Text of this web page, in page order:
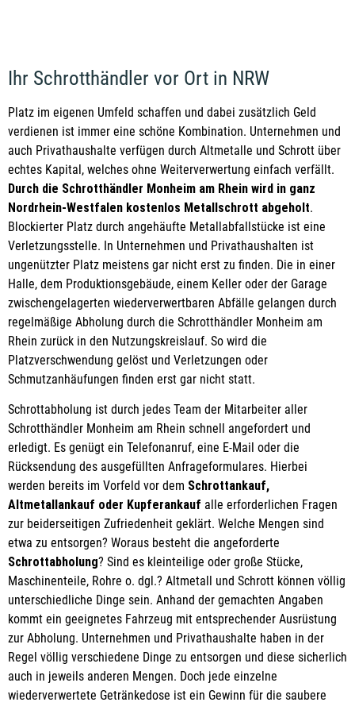
Ihr Schrotthändler vor Ort in NRW
Platz im eigenen Umfeld schaffen und dabei zusätzlich Geld
verdienen ist immer eine schöne Kombination. Unternehmen und
auch Privathaushalte verfügen durch Altmetalle und Schrott über
echtes Kapital, welches ohne Weiterverwertung einfach verfällt.
Durch die Schrotthändler Monheim am Rhein wird in ganz
Nordrhein-Westfalen kostenlos Metallschrott abgeholt.
Blockierter Platz durch angehäufte Metallabfallstücke ist eine
Verletzungsstelle. In Unternehmen und Privathaushalten ist
ungenützter Platz meistens gar nicht erst zu finden. Die in einer
Halle, dem Produktionsgebäude, einem Keller oder der Garage
zwischengelagerten wiederverwertbaren Abfälle gelangen durch
regelmäßige Abholung durch die Schrotthändler Monheim am
Rhein zurück in den Nutzungskreislauf. So wird die
Platzverschwendung gelöst und Verletzungen oder
Schmutzanhäufungen finden erst gar nicht statt.
Schrottabholung ist durch jedes Team der Mitarbeiter aller
Schrotthändler Monheim am Rhein schnell angefordert und
erledigt. Es genügt ein Telefonanruf, eine E-Mail oder die
Rücksendung des ausgefüllten Anfrageformulares. Hierbei
werden bereits im Vorfeld vor dem Schrottankauf,
Altmetallankauf oder Kupferankauf alle erforderlichen Fragen
zur beiderseitigen Zufriedenheit geklärt. Welche Mengen sind
etwa zu entsorgen? Woraus besteht die angeforderte
Schrottabholung? Sind es kleinteilige oder große Stücke,
Maschinenteile, Rohre o. dgl.? Altmetall und Schrott können völlig
unterschiedliche Dinge sein. Anhand der gemachten Angaben
kommt ein geeignetes Fahrzeug mit entsprechender Ausrüstung
zur Abholung. Unternehmen und Privathaushalte haben in der
Regel völlig verschiedene Dinge zu entsorgen und diese sicherlich
auch in jeweils anderen Mengen. Doch jede einzelne
wiederverwertete Getränkedose ist ein Gewinn für die saubere